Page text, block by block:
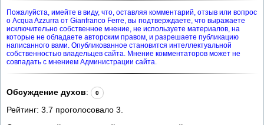
Пожалуйста, имейте в виду, что, оставляя комментарий, отзыв или вопрос
о Acqua Azzurra от Gianfranco Ferre, вы подтверждаете, что выражаете
исключительно собственное мнение, не используете материалов, на
которые не обладаете авторским правом, и разрешаете публикацию
написанного вами. Опубликованное становится интеллектуальной
собственностью владельцев сайта. Мнение комментаторов может не
совпадать с мнением Администрации сайта.
Обсуждение духов: 0
Рейтинг: 3.7 проголосовало 3